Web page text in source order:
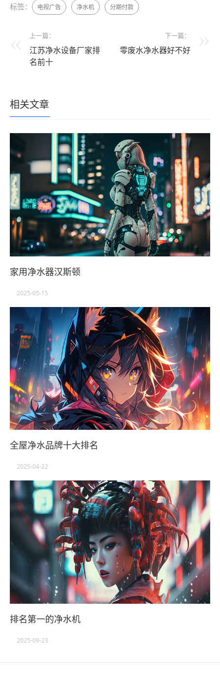
标签： 电视广告 净水机 分期付款
上一篇：
江苏净水设备厂家排
名前十
下一篇：
零废水净水器好不好
相关文章
家用净水器汉斯顿
2025-05-15
全屋净水品牌十大排名
2025-04-22
排名第一的净水机
2025-09-23